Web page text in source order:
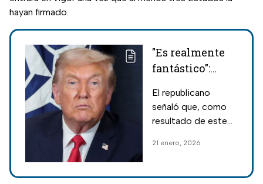
hayan firmado.
"Es realmente
fantástico":
un acuerdo
sobre
con la OTAN
El republicano
señaló que, como
resultado de este
la entrada en vigor
programados para el
21 enero, 2026